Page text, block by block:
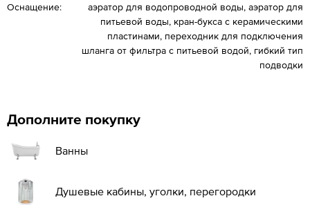
Оснащение:
аэратор для водопроводной воды, аэратор для
питьевой воды, кран-букса с керамическими
пластинами, переходник для подключения
шланга от фильтра с питьевой водой, гибкий тип
подводки
Дополните покупку
Ванны
Душевые кабины, уголки, перегородки